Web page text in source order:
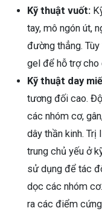
Kỹ thuật vuốt:
tay, mô ngón út,
đường thẳng.
gel để hỗ trợ cho
Kỹ thuật day
tương đối cao.
các nhóm cơ,
dây thần kinh.
trung chủ yếu ở
sử dụng để tác
dọc các nhóm
ra các điểm